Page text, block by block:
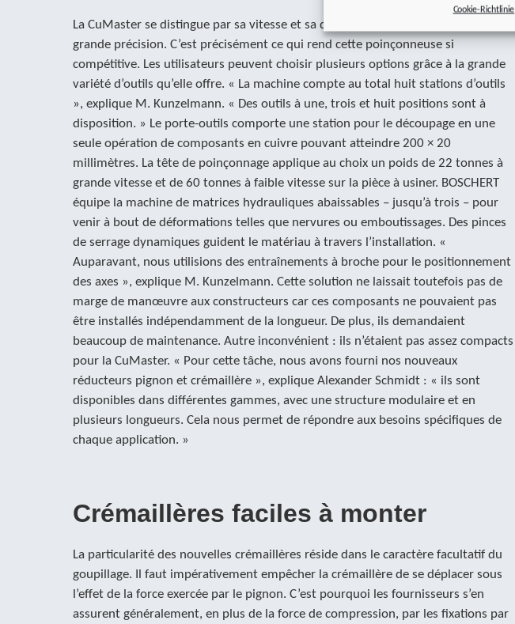
Cookie-Richtlinie
La CuMaster se distingue par sa vitesse et sa dynamique élevées ainsi que par sa
grande précision. C’est précisément ce qui rend cette poinçonneuse si
compétitive. Les utilisateurs peuvent choisir plusieurs options grâce à la grande
variété d’outils qu’elle offre. « La machine compte au total huit stations d’outils
», explique M. Kunzelmann. « Des outils à une, trois et huit positions sont à
disposition. » Le porte-outils comporte une station pour le découpage en une
seule opération de composants en cuivre pouvant atteindre 200 × 20
millimètres. La tête de poinçonnage applique au choix un poids de 22 tonnes à
grande vitesse et de 60 tonnes à faible vitesse sur la pièce à usiner. BOSCHERT
équipe la machine de matrices hydrauliques abaissables – jusqu’à trois – pour
venir à bout de déformations telles que nervures ou emboutissages. Des pinces
de serrage dynamiques guident le matériau à travers l’installation. «
Auparavant, nous utilisions des entraînements à broche pour le positionnement
des axes », explique M. Kunzelmann. Cette solution ne laissait toutefois pas de
marge de manœuvre aux constructeurs car ces composants ne pouvaient pas
être installés indépendamment de la longueur. De plus, ils demandaient
beaucoup de maintenance. Autre inconvénient : ils n’étaient pas assez compacts
pour la CuMaster. « Pour cette tâche, nous avons fourni nos nouveaux
réducteurs pignon et crémaillère », explique Alexander Schmidt : « ils sont
disponibles dans différentes gammes, avec une structure modulaire et en
plusieurs longueurs. Cela nous permet de répondre aux besoins spécifiques de
chaque application. »
Crémaillères faciles à monter
La particularité des nouvelles crémaillères réside dans le caractère facultatif du
goupillage. Il faut impérativement empêcher la crémaillère de se déplacer sous
l’effet de la force exercée par le pignon. C’est pourquoi les fournisseurs s’en
assurent généralement, en plus de la force de compression, par les fixations par